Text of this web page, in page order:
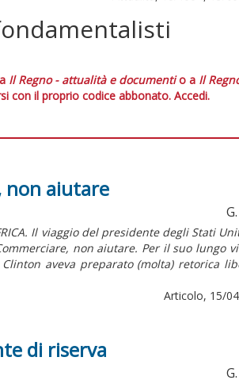
Il Regno - attualità e documentio a Il
con il proprio codice abbonato. Accedi.
non aiutare
Il viaggio del presidente degli Stati
non aiutare. Per il suo lungo
aveva preparato (molta) retorica
Articolo, 15/
di riserva